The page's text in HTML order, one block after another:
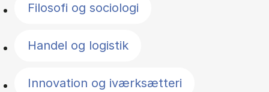
Filosofi og sociologi
Handel og logistik
Innovation og iværksætteri